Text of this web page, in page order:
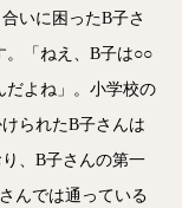
いに困ったB子さ
。「ねえ、B子は○○
だよね」。小学校の
られたB子さんは
、B子さんの第一
んでは通っている